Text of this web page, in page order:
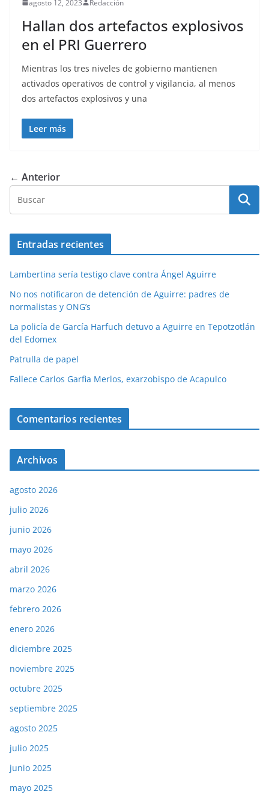
agosto 12, 2023 Redacción
Hallan dos artefactos explosivos
en el PRI Guerrero
Mientras los tres niveles de gobierno mantienen
activados operativos de control y vigilancia, al menos
dos artefactos explosivos y una
Leer más
← Anterior
Entradas recientes
Lambertina sería testigo clave contra Ángel Aguirre
No nos notificaron de detención de Aguirre: padres de
normalistas y ONG’s
La policía de García Harfuch detuvo a Aguirre en Tepotzotlán
del Edomex
Patrulla de papel
Fallece Carlos Garfia Merlos, exarzobispo de Acapulco
Comentarios recientes
Archivos
agosto 2026
julio 2026
junio 2026
mayo 2026
abril 2026
marzo 2026
febrero 2026
enero 2026
diciembre 2025
noviembre 2025
octubre 2025
septiembre 2025
agosto 2025
julio 2025
junio 2025
mayo 2025